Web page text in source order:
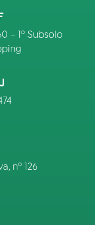
– 1º Subsolo
nº 126